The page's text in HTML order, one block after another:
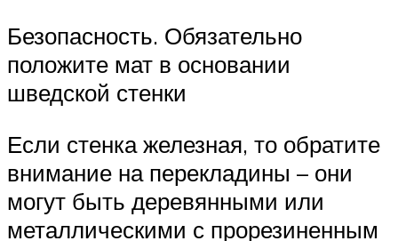
Безопасность. Обязательно
положите мат в основании
шведской стенки
Если стенка железная, то обратите
внимание на перекладины – они
могут быть деревянными или
металлическими с прорезиненным